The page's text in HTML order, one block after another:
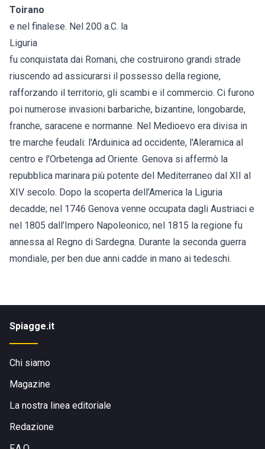
Toirano
e nel finalese. Nel 200 a.C. la
Liguria
fu conquistata dai Romani, che costruirono grandi strade
riuscendo ad assicurarsi il possesso della regione,
rafforzando il territorio, gli scambi e il commercio. Ci furono
poi numerose invasioni barbariche, bizantine, longobarde,
franche, saracene e normanne. Nel Medioevo era divisa in
tre marche feudali: l'Arduinica ad occidente, l'Aleramica al
centro e l'Orbetenga ad Oriente. Genova si affermò la
repubblica marinara più potente del Mediterraneo dal XII al
XIV secolo. Dopo la scoperta dell’America la Liguria
decadde; nel 1746 Genova venne occupata dagli Austriaci e
nel 1805 dall’Impero Napoleonico; nel 1815 la regione fu
annessa al Regno di Sardegna. Durante la seconda guerra
mondiale, per ben due anni cadde in mano ai tedeschi.
Spiagge.it
Chi siamo
Magazine
La nostra linea editoriale
Redazione